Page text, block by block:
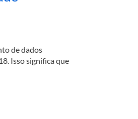
de dados
Isso significa que